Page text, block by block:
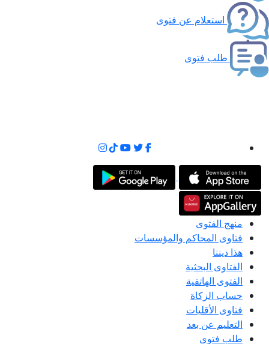
استعلام عن فتوى
طلب فتوى
منهج الفتوى
فتاوى المحاكم والمؤسسات
هذا ديننا
الفتاوى البحثية
الفتوى الهاتفية
حساب الزكاة
فتاوى الأقليات
التعليم عن بعد
طلب فتوى